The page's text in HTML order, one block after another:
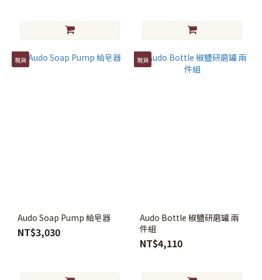
現貨
Audo Soap Pump 給皂器
NT$3,030
現貨
Audo Bottle 椒鹽研磨罐 兩
件組
NT$4,110